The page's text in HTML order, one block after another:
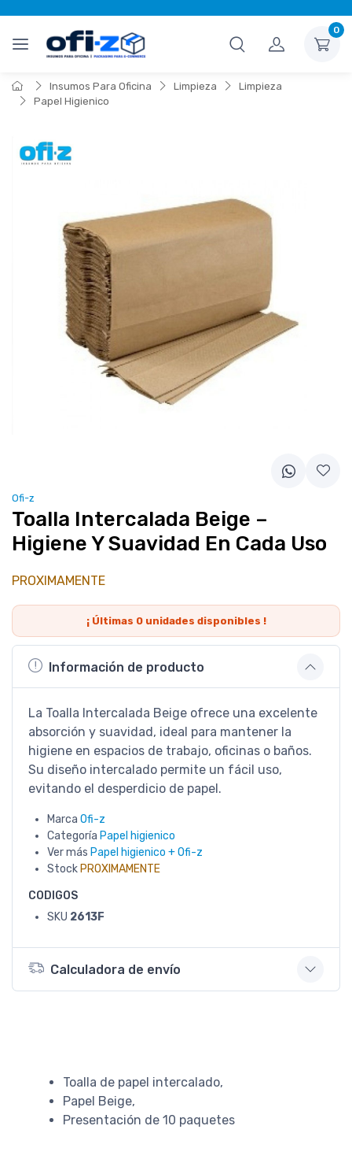
0
Insumos Para Oficina Limpieza
Limpieza
Papel Higienico
Ofi-z
Toalla Intercalada Beige –
Higiene Y Suavidad En Cada Uso
PROXIMAMENTE
¡ Últimas 0unidades disponibles !
Información de producto
La Toalla Intercalada Beige ofrece una excelente
absorción y suavidad, ideal para mantener la
higiene en espacios de trabajo, oficinas o baños.
Su diseño intercalado permite un fácil uso,
evitando el desperdicio de papel.
Marca Ofi-z
Categoría Papel higienico
Ver más Papel higienico + Ofi-z
Stock PROXIMAMENTE
CODIGOS
SKU 2613F
Calculadora de envío
Toalla de papel intercalado,
Papel Beige,
Presentación de 10 paquetes